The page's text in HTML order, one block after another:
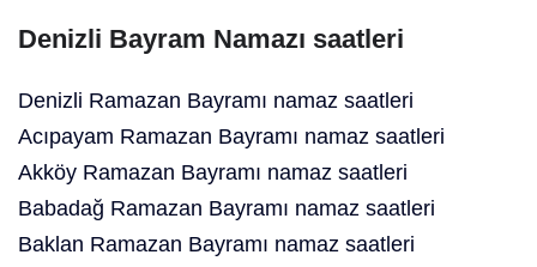
Denizli Bayram Namazı saatleri
Denizli Ramazan Bayramı namaz saatleri
Acıpayam Ramazan Bayramı namaz saatleri
Akköy Ramazan Bayramı namaz saatleri
Babadağ Ramazan Bayramı namaz saatleri
Baklan Ramazan Bayramı namaz saatleri